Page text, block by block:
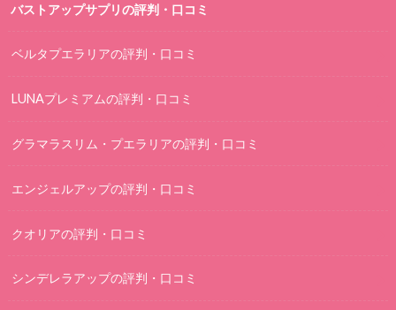
バストアップサプリの評判・口コミ
ベルタプエラリアの評判・口コミ
LUNAプレミアムの評判・口コミ
グラマラスリム・プエラリアの評判・口コミ
エンジェルアップの評判・口コミ
クオリアの評判・口コミ
シンデレラアップの評判・口コミ